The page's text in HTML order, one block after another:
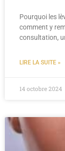
Pourquoi les
comment y
consultation,
LIRE LA SUITE »
14 octobre 2024